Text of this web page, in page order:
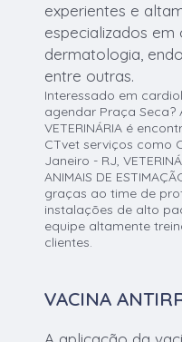
experientes e
especializados
dermatologia,
entre outras.
Interessado em
agendar Praça Seca?
VETERINÁRIA é
CTvet serviços como
Janeiro - RJ,
ANIMAIS DE
graças ao time de
instalações de alto
equipe altamente
clientes.
VACINA